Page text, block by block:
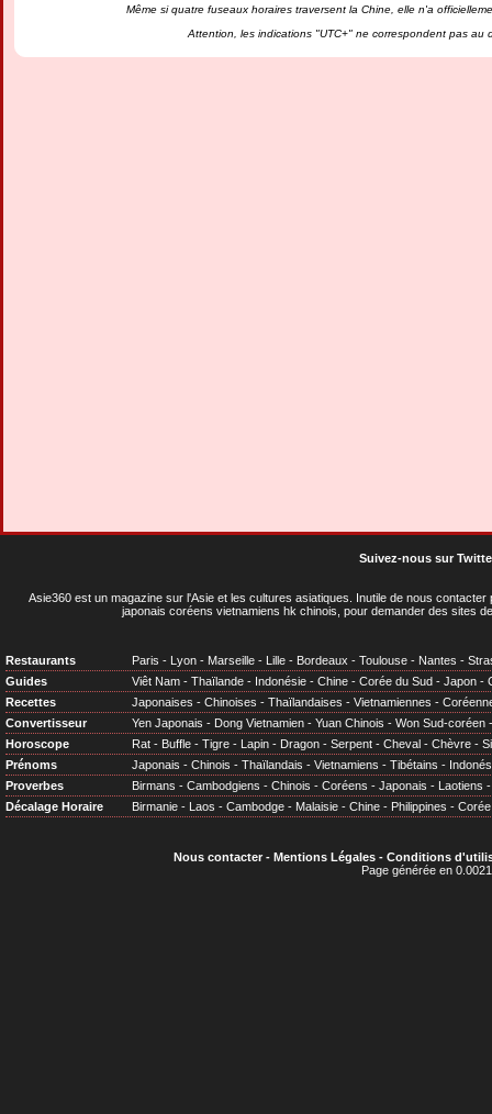
Même si quatre fuseaux horaires traversent la Chine, elle n'a
Attention, les indications "UTC+" ne correspondent pas au
Suivez-nous sur
Asie360 est un magazine sur l'Asie et les cultures asiatiques . Inutile de nous
japonais coréens vietnamiens hk chinois, pour demander des sites
Restaurants Paris - Lyon - Marseille - Lille - Bordeaux - Toulouse - Nantes -
Guides
Viêt Nam - Thaïlande - Indonésie - Chine - Corée du Sud - Japon -
Recettes
Japonaises - Chinoises - Thaïlandaises - Vietnamiennes -
Convertisseur
Yen Japonais - Dong Vietnamien - Yuan Chinois - Won Sud-coréen
Horoscope
Rat - Buffle - Tigre - Lapin - Dragon - Serpent - Cheval - Chèvre -
Prénoms
Japonais - Chinois - Thaïlandais - Vietnamiens - Tibétains -
Proverbes
Birmans - Cambodgiens - Chinois - Coréens - Japonais - Laotiens
Décalage Horaire
Birmanie - Laos - Cambodge - Malaisie - Chine - Philippines - Corée
Nous contacter- Mentions Légales- Conditions
Page générée en